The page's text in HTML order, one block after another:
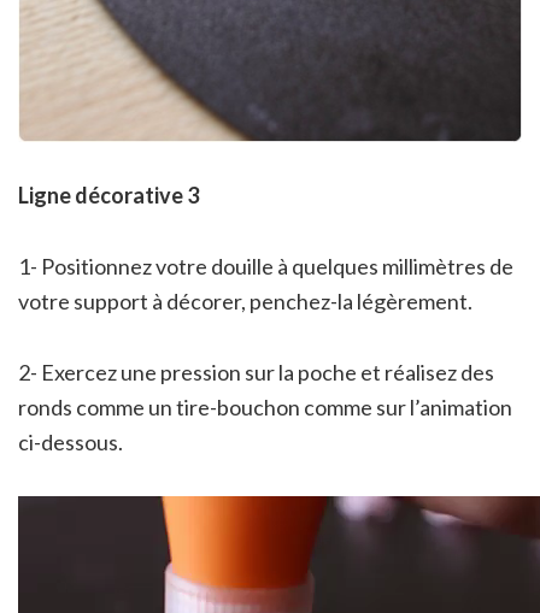
Ligne décorative 3
1- Positionnez votre douille à quelques millimètres de
votre support à décorer, penchez-la légèrement.
2- Exercez une pression sur la poche et réalisez des
ronds comme un tire-bouchon comme sur l’animation
ci-dessous.